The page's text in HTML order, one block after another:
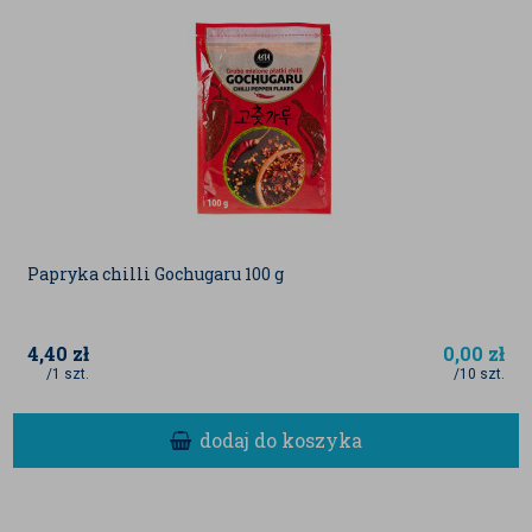
Papryka chilli Gochugaru 100 g
4,40 zł
/1 szt.
0,00 zł
/10 szt.
dodaj do koszyka